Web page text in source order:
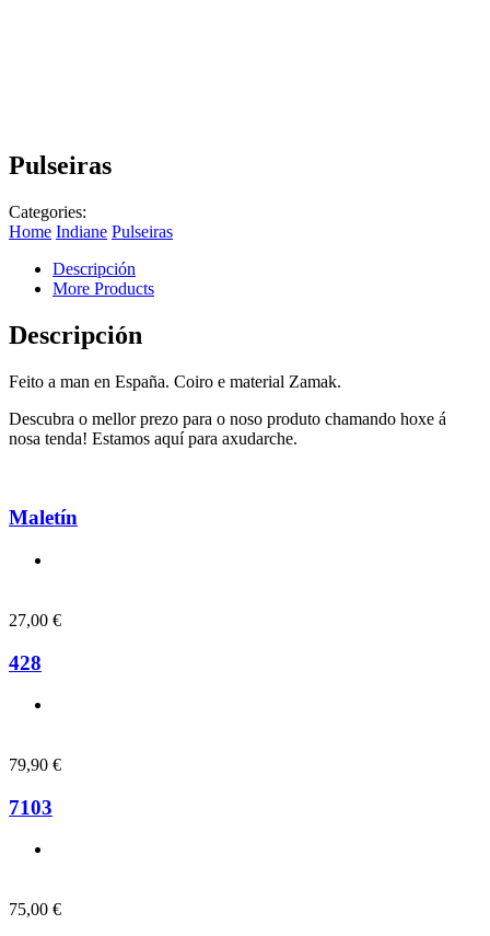
Pulseiras
Categories:
Home Indiane Pulseiras
Descripción
More Products
Descripción
Feito a man en España. Coiro e material Zamak.
Descubra o mellor prezo para o noso produto chamando hoxe á
nosa tenda! Estamos aquí para axudarche.
Maletín
27,00 €
428
79,90 €
7103
75,00 €